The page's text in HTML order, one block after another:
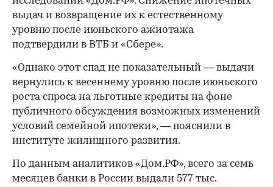
выдач и возвращение их к естественному
уровню после июньского ажиотажа
подтвердили в ВТБ и «Сбере».
«Однако этот спад не показательный — выдачи
вернулись к весеннему уровню после июньского
роста спроса на льготные кредиты на фоне
публичного обсуждения возможных изменений
условий семейной ипотеки», — пояснили в
институте жилищного развития.
По данным аналитиков «Дом.РФ», всего за семь
месяцев банки в России выдали 577 тыс.